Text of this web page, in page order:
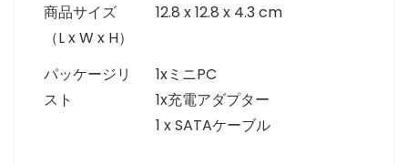
商品サイズ
（L x W x H）
12.8 x 12.8 x 4.3 cm
パッケージリ
スト
1xミニPC
1x充電アダプター
1 x SATAケーブル